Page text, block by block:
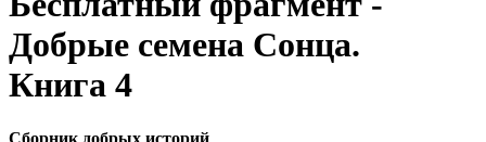
Добрые семена Сонца.
Книга 4
Сборник добрых историй